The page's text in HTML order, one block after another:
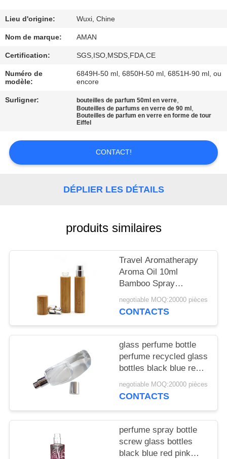
DE
NOUS
VISITE
DE
L'USINE
QUALITÉ
CONTACTEZ-
NOUVELLES
DEMANDEZ
DEVIS
PRIVACY
POLICY
Lieu d'origine: Wuxi, Chine
Nom de marque: AMAN
Certification: SGS,ISO,MSDS,FDA,CE
Numéro de
modèle:
6849H-50 ml, 6850H-50 ml, 6851H-90 ml, ou
encore
Surligner: bouteilles de parfum 50ml en verre,
Bouteilles de parfums en verre de 90 ml ,
Bouteilles de parfum en verre en forme de tour
Eiffel
CONTACT!
DÉPLIER LES DÉTAILS
produits similaires
Travel Aromatherapy
Aroma Oil 10ml
Bamboo Spray
Perfume Bottle With
Screw Spray Cap
negotiable MOQ:20000 pièces
CONTACTS
glass perfume bottle
perfume recycled glass
bottles black blue red
pink green cap plastic
and metal
negotiable MOQ:20000 pièces
CONTACTS
perfume spray bottle
screw glass bottles
black blue red pink